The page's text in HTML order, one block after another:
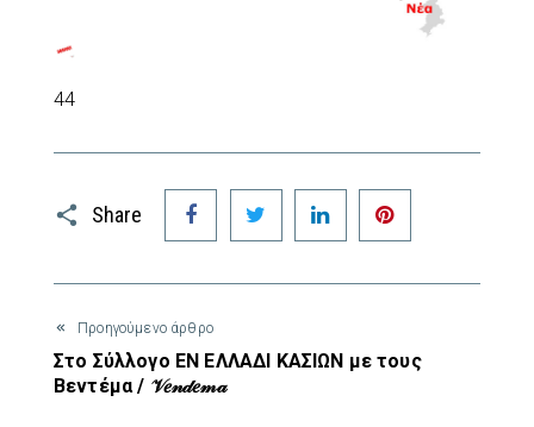
44
Share
Facebook Twitter LinkedIn
Προηγούμενο άρθρο
Στο Σύλλογο ΕΝ ΕΛΛΑΔΙ ΚΑΣΙΩΝ με τους
Βεντέμα / 𝒱𝑒𝓃𝒹𝑒𝓂𝒶